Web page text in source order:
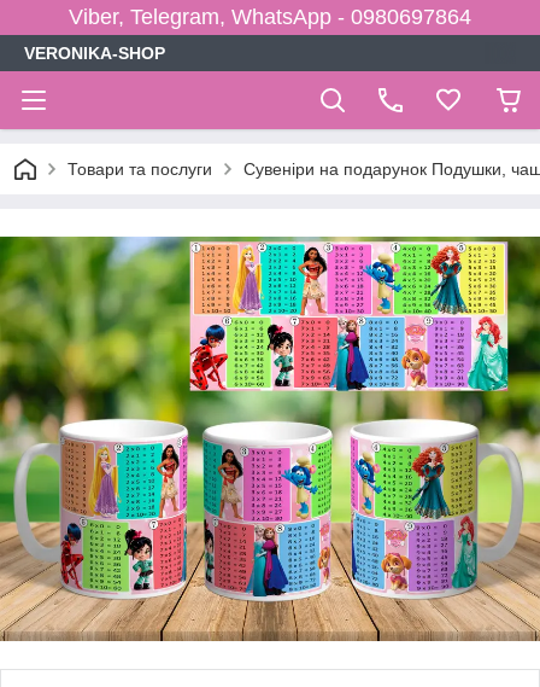
Viber, Telegram, WhatsApp - 0980697864
VERONIKA-SHOP
Товари та послуги Сувеніри на подарунок Подушки,